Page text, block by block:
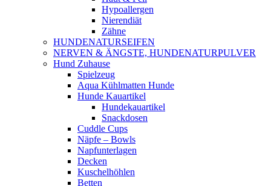
Hypoallergen
Nierendiät
Zähne
HUNDENATURSEIFEN
NERVEN & ÄNGSTE, HUNDENATURPULVER
Hund Zuhause
Spielzeug
Aqua Kühlmatten Hunde
Hunde Kauartikel
Hundekauartikel
Snackdosen
Cuddle Cups
Näpfe – Bowls
Napfunterlagen
Decken
Kuschelhöhlen
Betten